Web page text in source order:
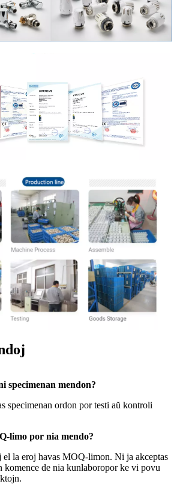
specimenan mendon?
specimenan ordon por testi aŭ kontroli
limo por nia mendo?
el la eroj havas MOQ-limon. Ni ja akceptas
komence de nia kunlaboropor ke vi povu